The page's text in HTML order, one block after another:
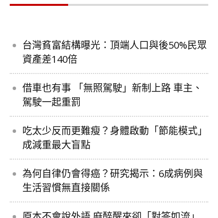
台灣貧富結構曝光：頂端人口與後50%民眾
資產差140倍
借車也有事 「無照駕駛」新制上路 車主、
駕駛一起重罰
吃太少反而更難瘦？身體啟動「節能模式」
成減重最大盲點
為何自律仍會得癌？研究揭示：6成病例與
生活習慣無直接關係